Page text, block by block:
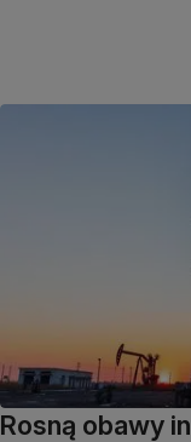
Rosną obawy